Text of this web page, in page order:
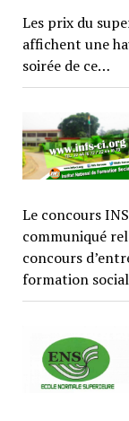
Les prix du
affichent une
soirée de ce…
Le concours
communiqué
concours
formation